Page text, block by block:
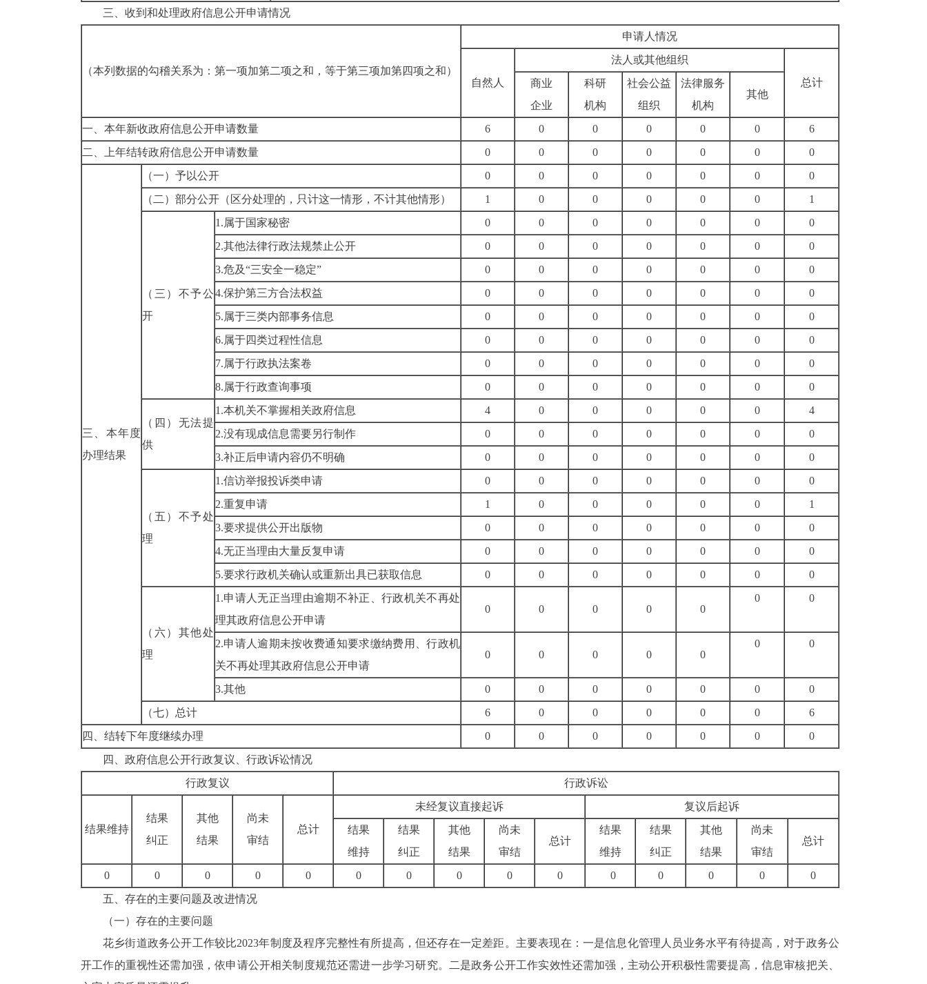
三、 收到和处理政府信息公开申请情况
（本列数据的勾稽关系为：第一项加第二项之和，等于第三项加第四项之和）
申请人情况
自然人
法人或其他组织
总计
商业
企业
科研
机构
社会公益
组织
法律服务
机构
其他
一、本年新收政府信息公开申请数量 6 0 0 0 0 0
6
二、上年结转政府信息公开申请数量
0 0 0 0 0 0 0
三、本年度
办理结果
（一）予以公开 0 0 0 0 0 0
0
（二）部分公开 （区分处理的，只计这一情形，不计其他情形） 1 0 0 0 0 0 1
（三）不予公
开
1.属于国家秘密 0 0 0 0 0 0
0
2.其他法律行政法规禁止公开
0 0 0 0 0 0
0
3.危及“三安全一稳定”
0 0 0 0 0 0
0
4.保护第三方合法权益
0 0 0 0 0 0
0
5.属于三类内部事务信息
0 0 0 0 0 0
0
6.属于四类过程性信息
0 0 0 0 0 0
0
7.属于行政执法案卷
0 0 0 0 0 0
0
8.属于行政查询事项
0 0 0 0 0 0 0
（四）无法提
供
1.本机关不掌握相关政府信息 4 0 0 0 0 0
4
2.没有现成信息需要另行制作
0 0 0 0 0 0
0
3.补正后申请内容仍不明确
0 0 0 0 0 0 0
（五）不予处
理
1.信访举报投诉类申请 0 0 0 0 0 0
0
2.重复申请
1 0 0 0 0 0
1
3.要求提供公开出版物
0 0 0 0 0 0
0
4.无正当理由大量反复申请
0 0 0 0 0 0
0
5.要求行政机关确认或重新出具已获取信息
0 0 0 0 0 0 0
（六）其他处
理
1.申请人无正当理由逾期不补正、行政机关不再处
理其政府信息公开申请
0 0 0 0 0
0 0
2.申请人逾期未按收费通知要求缴纳费用、行政机
关不再处理其政府信息公开申请
0 0 0 0 0
0 0
3.其他 0 0 0 0 0 0
0
（七）总计
6 0 0 0 0 0
6
四、结转下年度继续办理
0 0 0 0 0 0
0
四、政府信息公开行政复议、行政诉讼情况
行政复议
行政诉讼
结果维持
结果
纠正
其他
结果
尚未
审结
总计
未经复议直接起诉
复议后起诉
结果
维持
结果
纠正
其他
结果
尚未
审结
总计
结果
维持
结果
纠正
其他
结果
尚未
审结
总计
0 0 0 0 0 0 0 0 0 0 0 0 0 0
0
五、存在的主要问题及改进情况
（一） 存在的主要问题
花乡街道政务公开工作较比2023年制度及程序完整性有所提高，但还存在一定差距。主要表现在：一是信息化管理人员业务水平有待提高 ，对于政务公
开工作的重视性还需加强，依申请公开相关制度规范还需进一步学习研究。二是政务公开工作实效性还需加强，主动公开积极性需要提高，信息审核把关、